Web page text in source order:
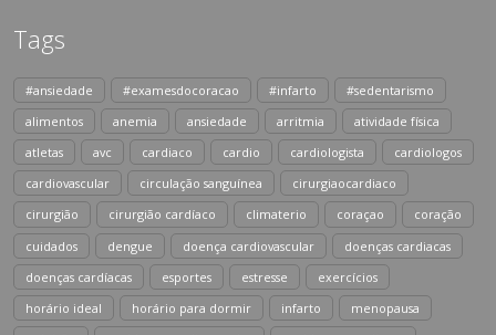
Tags
#ansiedade #examesdocoracao #infarto
#sedentarismo
alimentos
anemia ansiedade arritmia
atividade física
atletas
avc cardiaco cardio cardiologista
cardiologos
cardiovascular
circulação sanguínea
cirurgiaocardiaco
cirurgião
cirurgião cardíaco climaterio coraçao
coração
cuidados
dengue doença cardiovascular
doenças cardiacas
doenças cardíacas
esportes estresse
exercícios
horário ideal
horário para dormir infarto
menopausa